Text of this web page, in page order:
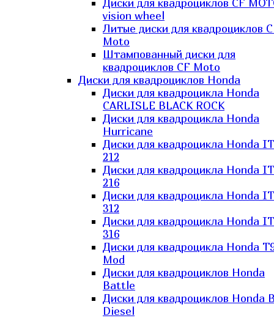
Диски для квадроциклов CF
vision wheel
Литые диски для квадроциклов
Moto
Штампованный диски для
квадроциклов CF Moto
Диски для квадроциклов Honda
Диски для квадроцикла Honda
CARLISLE BLACK ROCK
Диски для квадроцикла Honda
Hurricane
Диски для квадроцикла Honda
212
Диски для квадроцикла Honda
216
Диски для квадроцикла Honda
312
Диски для квадроцикла Honda
316
Диски для квадроцикла Honda
Mod
Диски для квадроциклов Honda
Battle
Диски для квадроциклов Honda
Diesel